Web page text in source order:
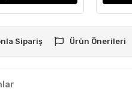
Sipariş Ürün Önerileri